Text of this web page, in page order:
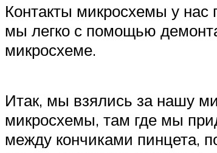
Контакты микросхемы у нас
мы легко с помощью
микросхеме.
Итак, мы взялись за нашу
микросхемы, там где мы
между кончиками пинцета,